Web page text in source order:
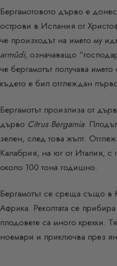
Бергамотовото дърво е
острови в Испания от
че произходът на името му
armûdi, означаващо
че бергамотът получава
където е бил отглеждан
Бергамотът произлиза от
дърво Citrus Bergamia.
зелен, след това жълт.
Калабрия, на юг от Италия, с
около 100 тона годишно.
Бергамотът се среща също
Африка. Реколтата се
плодовете са много крехки.
ноември и приключва през